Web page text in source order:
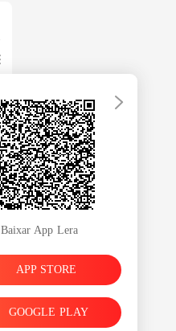
Baixar App Lera
APP STORE
GOOGLE PLAY